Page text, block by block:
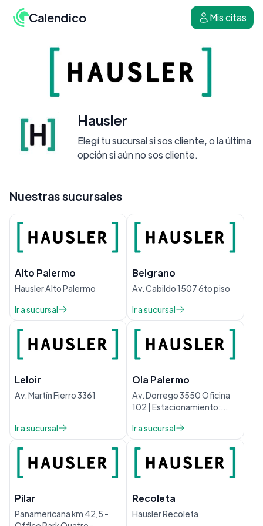
Calendico Mis citas
Hausler
Elegí tu sucursal si sos cliente, o la última
opción si aún no sos cliente.
Nuestras sucursales
Alto Palermo
Hausler Alto Palermo
Ir a sucursal
Belgrano
Av. Cabildo 1507 6to piso
Ir a sucursal
Leloir
Av. Martín Fierro 3361
Ir a sucursal
Ola Palermo
Av. Dorrego 3550 Oficina
102 | Estacionamiento:
Ir a sucursal
Pilar
Panamericana km 42,5 -
Recoleta
Hausler Recoleta